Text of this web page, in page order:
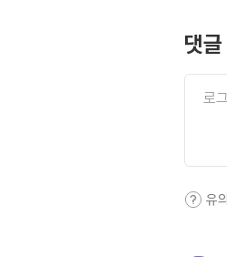
댓글
유